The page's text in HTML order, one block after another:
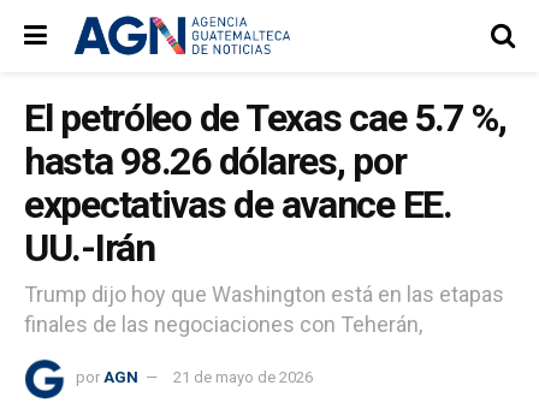
El petróleo de Texas cae 5.7 %,
hasta 98.26 dólares, por
expectativas de avance EE.
UU.-Irán
Trump dijo hoy que Washington está en las etapas
finales de las negociaciones con Teherán,
por AGN 21 de mayo de 2026